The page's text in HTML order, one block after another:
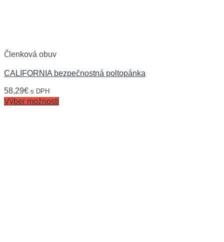
Členková obuv
CALIFORNIA bezpečnostná poltopánka
58,29€ s DPH
Výber možností